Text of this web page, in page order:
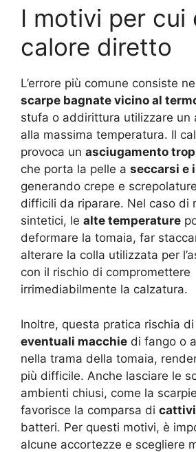
I motivi per cui
calore diretto
L’errore più comune consiste
scarpe bagnate vicino al
stufa o addirittura utilizzare un
alla massima temperatura. Il
provoca un asciugamento
che porta la pelle a seccarsi e
generando crepe e
difficili da riparare. Nel caso di
sintetici, le alte temperature
deformare la tomaia, far
alterare la colla utilizzata per
con il rischio di compromettere
irrimediabilmente la calzatura.
Inoltre, questa pratica rischia di
eventuali macchie di fango o
nella trama della tomaia,
più difficile. Anche lasciare le
ambienti chiusi, come la
favorisce la comparsa di
batteri. Per questi motivi, è
alcune accortezze e scegliere